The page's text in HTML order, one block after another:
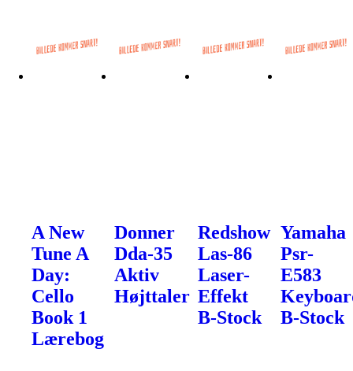
A New
Tune A
Day:
Cello
Book 1
Lærebog
Donner
Dda-35
Aktiv
Højttaler
Redshow
Las-86
Laser-
Effekt
B-Stock
Yamaha
Psr-
E583
B-Stock